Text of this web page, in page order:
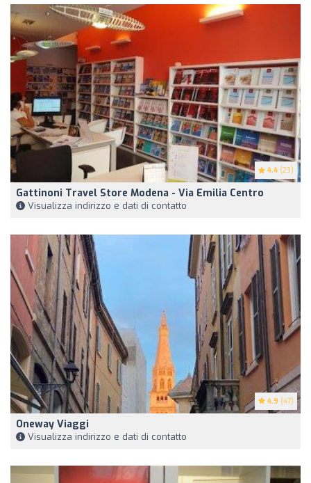
4.4 (23)
Gattinoni Travel Store Modena - Via Emilia Centro
Visualizza indirizzo e dati di contatto
4.9 (47)
Oneway Viaggi
Visualizza indirizzo e dati di contatto